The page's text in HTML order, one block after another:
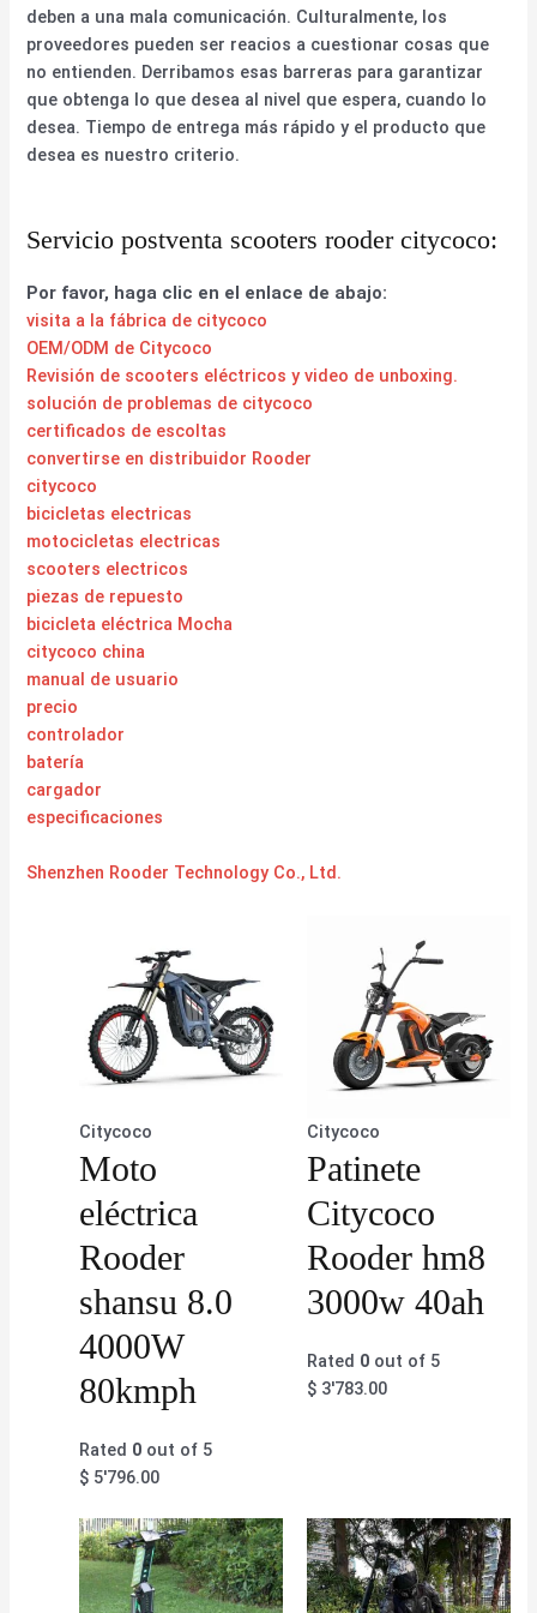
deben a una mala comunicación. Culturalmente, los
proveedores pueden ser reacios a cuestionar cosas que
no entienden. Derribamos esas barreras para garantizar
que obtenga lo que desea al nivel que espera, cuando lo
desea. Tiempo de entrega más rápido y el producto que
desea es nuestro criterio.
Servicio postventa scooters rooder citycoco:
Por favor, haga clic en el enlace de abajo:
visita a la fábrica de citycoco
OEM/ODM de Citycoco
Revisión de scooters eléctricos y video de unboxing.
solución de problemas de citycoco
certificados de escoltas
convertirse en distribuidor Rooder
citycoco
bicicletas electricas
motocicletas electricas
scooters electricos
piezas de repuesto
bicicleta eléctrica Mocha
citycoco china
manual de usuario
precio
controlador
batería
cargador
especificaciones
Shenzhen Rooder Technology Co., Ltd.
Citycoco
Moto
eléctrica
Rooder
shansu 8.0
4000W
80kmph
Rated 0 out of 5
$ 5'796.00
Citycoco
Patinete
Citycoco
Rooder hm8
3000w 40ah
Rated 0out of 5
$3'783.00